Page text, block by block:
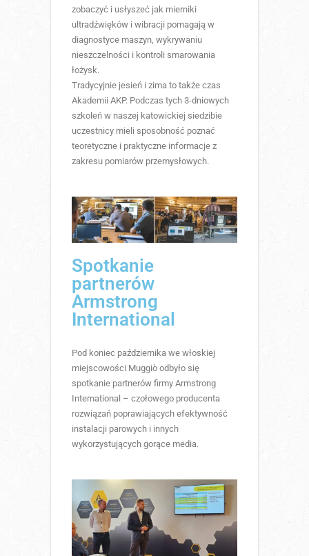
zobaczyć i usłyszeć jak mierniki
ultradźwięków i wibracji pomagają w
diagnostyce maszyn, wykrywaniu
nieszczelności i kontroli smarowania
łożysk.
Tradycyjnie jesień i zima to także czas
Akademii AKP. Podczas tych 3-dniowych
szkoleń w naszej katowickiej siedzibie
uczestnicy mieli sposobność poznać
teoretyczne i praktyczne informacje z
zakresu pomiarów przemysłowych.
Spotkanie
partnerów
Armstrong
International
Pod koniec października we włoskiej
miejscowości Muggiò odbyło się
spotkanie partnerów firmy Armstrong
International – czołowego producenta
rozwiązań poprawiających efektywność
instalacji parowych i innych
wykorzystujących gorące media.